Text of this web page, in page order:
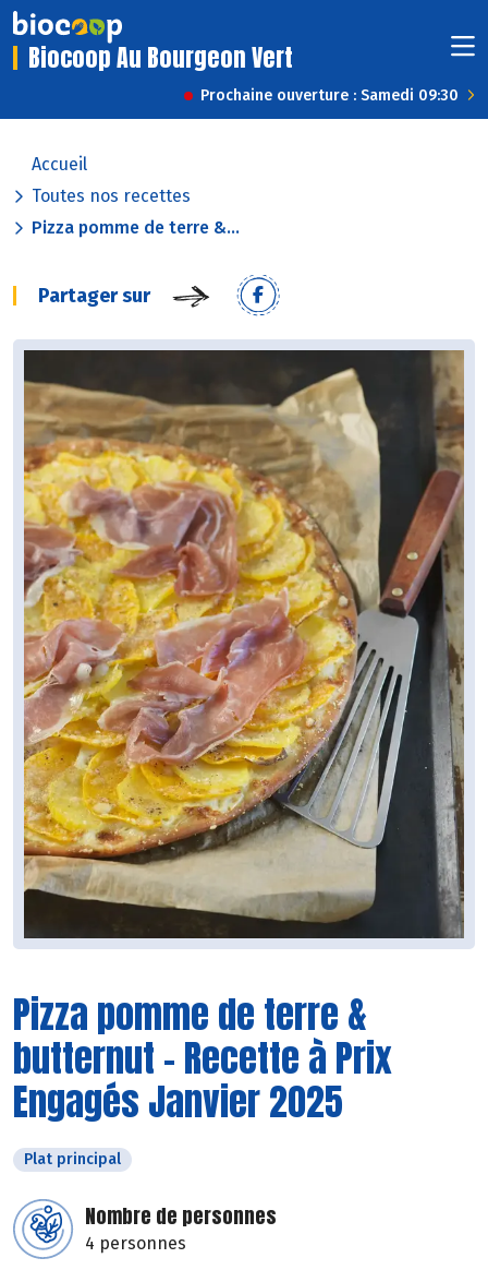
Biocoop Au Bourgeon Vert
Prochaine ouverture : Samedi 09:30
Accueil
Toutes nos recettes
Pizza pomme de terre &...
Partager sur
Pizza pomme de terre &
butternut - Recette à Prix
Engagés Janvier 2025
Plat principal
Nombre de personnes
4 personnes